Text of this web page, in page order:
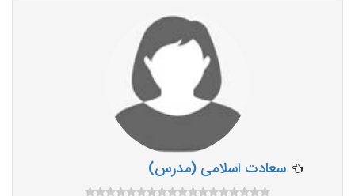
سعادت اسلامی (مدرس)